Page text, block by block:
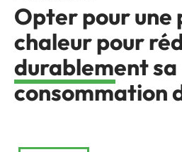
Opter pour une
chaleur pour
durablement sa
consommation